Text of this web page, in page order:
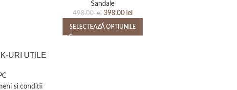
Sandale
498.00lei 398.00 lei
SELECTEAZĂ OPȚIUNILE
URI UTILE
si conditii